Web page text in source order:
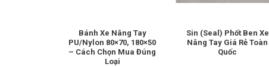
Bánh Xe Nâng Tay
PU/Nylon 80×70, 180×50
– Cách Chọn Mua Đúng
Loại
Sin (Seal) Phốt Ben Xe
Nâng Tay Giá Rẻ Toàn
Quốc